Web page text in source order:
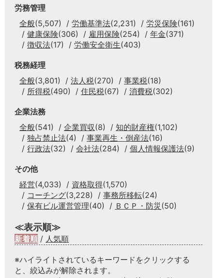
労務管理
全般(5,507) 労働基準法(2,231) 労災保険(161)
健康保険(306) 雇用保険(254) 年金(371)
徴収法(17) 労働安全衛生(403)
税務経理
全般(3,801) 法人税(270) 事業税(18)
所得税(490) 住民税(67) 消費税(302)
企業法務
全般(541) 企業買収(8) 知的財産権(1,102)
独占禁止法(4) 事業再生・倒産法(16)
行政法(32) 会社法(284) 個人情報保護法(9)
その他
経営(4,033) 資格取得(1,570)
コーチング(3,228) 事務所移転(24)
保有ビル運営管理(40) ＢＣＰ・防災 (50)
≪表示順≫
新着順 / 人気順
※ハイライトされているキーワードをクリックする
と、絞込みが解除されます。